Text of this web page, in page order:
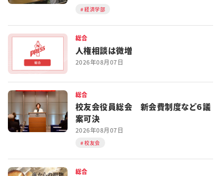
経済学部
総合
人権相談は微増
2026年08月07日
総合
校友会役員総会 新会費制度など６議
案可決
2026年08月07日
校友会
総合